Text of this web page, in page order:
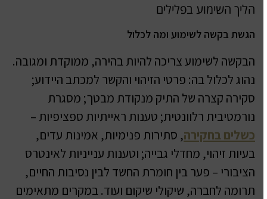
הליך השימוע בפלילים
הגשת בקשה לשימוע ומה לכלול
הבקשה לשימוע צריכה להיות בהירה, ממוקדת ומגובה.
נהוג לכלול בה: פרטי הזיהוי והקשר למכתב היידוע;
סקירה קצרה של התיק מנקודת מבטך; מסגרת
נורמטיבית רלוונטית; טענות ראייתיות ספציפיות –
כשלים בחקירה, סתירות פנימיות, אמינות עדים,
בעיות זיהוי, מחדלי גבייה; וטענות ענייניות לאינטרס
הציבורי – פער בין חומרת החשד לבין נסיבות החיים,
תרומה לחברה, שיקולי שיקום ועוד. במקרים מתאימים